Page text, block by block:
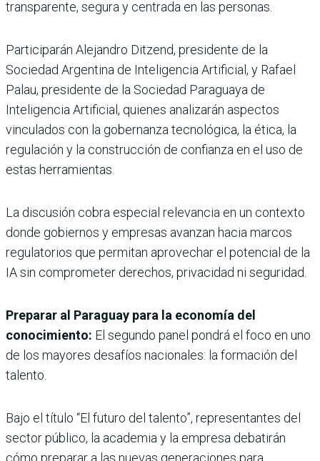
transparente, segura y centrada en las personas.
Participarán Alejandro Ditzend, presidente de la
Sociedad Argentina de Inteligencia Artificial, y Rafael
Palau, presidente de la Sociedad Paraguaya de
Inteligencia Artificial, quienes analizarán aspectos
vinculados con la gobernanza tecnológica, la ética, la
regulación y la construcción de confianza en el uso de
estas herramientas.
La discusión cobra especial relevancia en un contexto
donde gobiernos y empresas avanzan hacia marcos
regulatorios que permitan aprovechar el potencial de la
IA sin comprometer derechos, privacidad ni seguridad.
Preparar al Paraguay para la economía del
conocimiento: El segundo panel pondrá el foco en uno
de los mayores desafíos nacionales: la formación del
talento.
Bajo el título “El futuro del talento”, representantes del
sector público, la academia y la empresa debatirán
cómo preparar a las nuevas generaciones para